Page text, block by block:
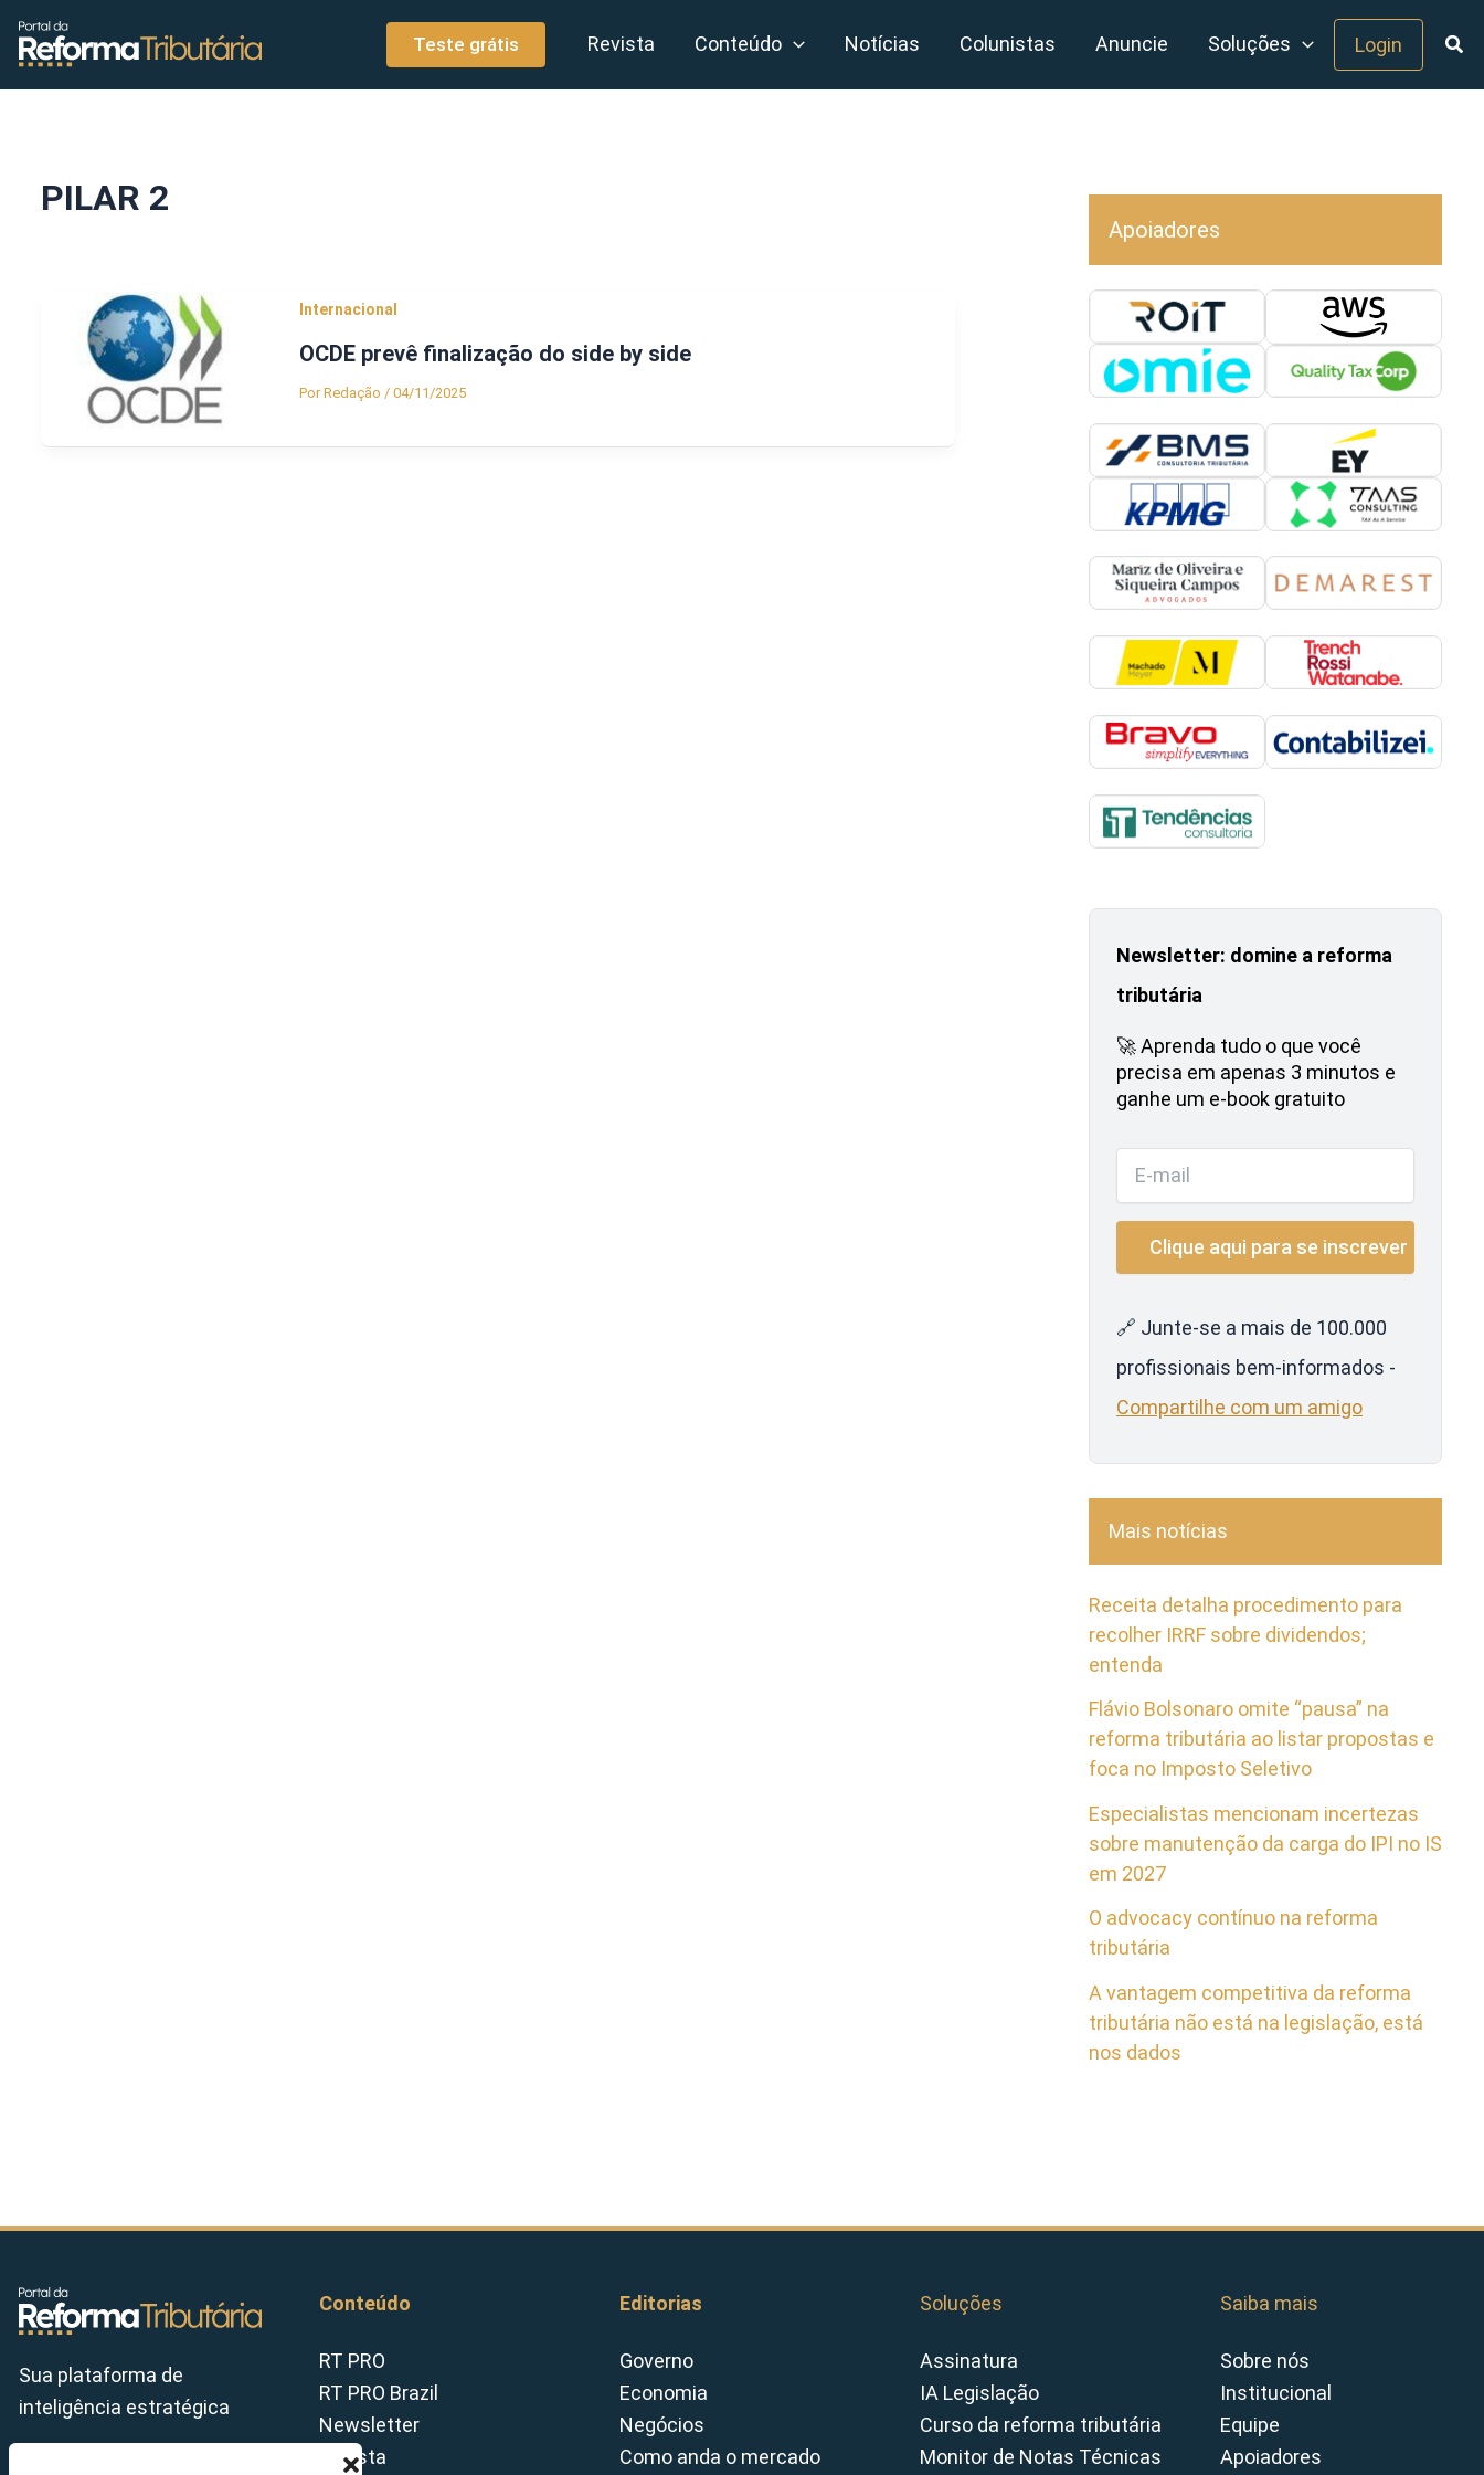
conteúdo
Teste grátis Revista Conteúdo Notícias Colunistas Anuncie Soluções Login
PILAR 2
Internacional
OCDE prevê finalização do side by side
PorRedação / 04/11/2025
Apoiadores
Newsletter: domine a reforma
tributária
🚀 Aprenda tudo o que você
precisa em apenas 3 minutos e
ganhe um e-book gratuito
🔗 Junte-se a mais de 100.000
profissionais bem-informados -
Compartilhe com um amigo
Mais notícias
Receita detalha procedimento para
recolher IRRF sobre dividendos;
entenda
Flávio Bolsonaro omite “pausa” na
reforma tributária ao listar propostas e
foca no Imposto Seletivo
Especialistas mencionam incertezas
sobre manutenção da carga do IPI no IS
em 2027
O advocacy contínuo na reforma
tributária
A vantagem competitiva da reforma
tributária não está na legislação, está
nos dados
Sua plataforma de
inteligência estratégica
Conteúdo
RT PRO
RT PRO Brazil
Newsletter
Revista
Editorias
Governo
Economia
Negócios
Como anda o mercado
Soluções
Assinatura
IA Legislação
Curso da reforma tributária
Monitor de Notas Técnicas
Saiba mais
Sobre nós
Institucional
Equipe
Apoiadores